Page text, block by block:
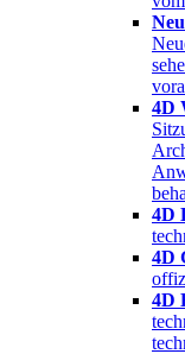
4D
4D
4D
4D